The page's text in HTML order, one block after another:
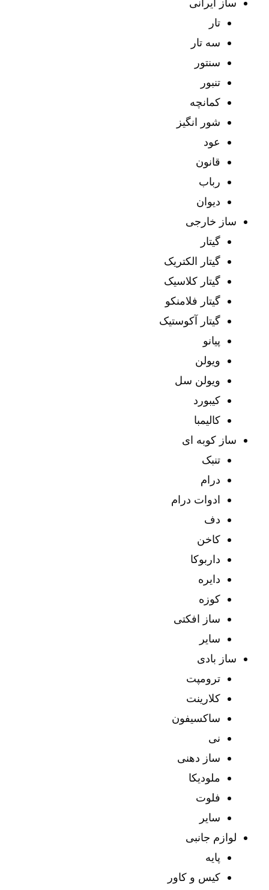
ساز ایرانی
تار
سه تار
سنتور
تنبور
کمانچه
شور انگیز
عود
قانون
رباب
دیوان
ساز خارجی
گیتار
گیتار الکتریک
گیتار کلاسیک
گیتار فلامنکو
گیتار آکوستیک
پیانو
ویولن
ویولن سل
کیبورد
کالیمبا
ساز کوبه ای
تنبک
درام
ادوات درام
دف
کاخن
داربوکا
دایره
کوزه
ساز افکتی
سایر
ساز بادی
ترومپت
کلارینت
ساکسیفون
نی
ساز دهنی
ملودیکا
فلوت
سایر
لوازم جانبی
پایه
کیس و کاور